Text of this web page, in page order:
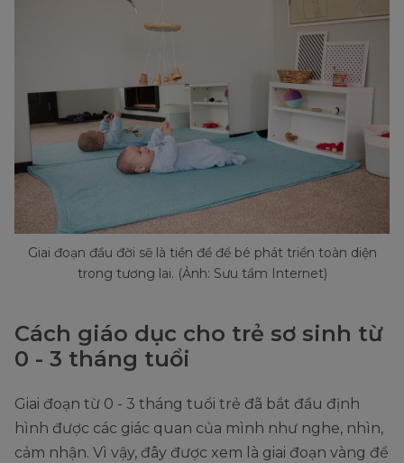
Giai đoạn đầu đời sẽ là tiền đề để bé phát triển toàn diện
trong tương lai. (Ảnh: Sưu tầm Internet)
Cách giáo dục cho trẻ sơ sinh từ
0 - 3 tháng tuổi
Giai đoạn từ 0 - 3 tháng tuổi trẻ đã bắt đầu định
hình được các giác quan của mình như nghe, nhìn,
cảm nhận. Vì vậy, đây được xem là giai đoạn vàng để